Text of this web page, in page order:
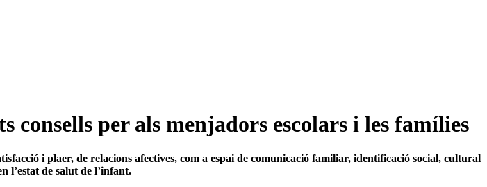
per als menjadors escolars i les famílies
i plaer, de relacions afectives, com a espai de comunicació familiar, identificació social, cultural
l’estat de salut de l’infant.